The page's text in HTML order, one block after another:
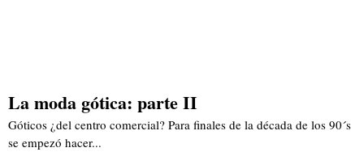
La moda gótica: parte II
Góticos ¿del centro comercial? Para finales de la década de los 90´s
se empezó hacer...